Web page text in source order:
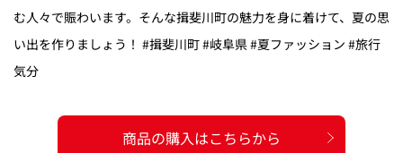
む人々で賑わいます。そんな揖斐川町の魅力を身に着けて、夏の思
い出を作りましょう！ #揖斐川町 #岐阜県 #夏ファッション #旅行
気分
商品の購入はこちらから